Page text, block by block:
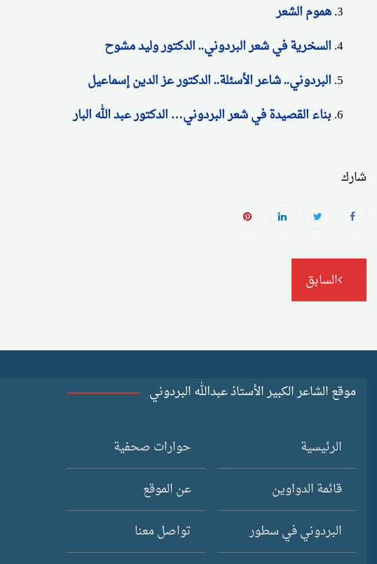
هموم الشعر
السخرية في شعر البردوني.. الدكتور وليد مشوح
البردوني.. شاعر الأسئلة.. الدكتور عز الدين إسماعيل
بناء القصيدة في شعر البردوني… الدكتور عبد الله البار
شارك
تصفّح
المقالات
السابق
موقع الشاعر الكبير الأستاذ عبدالله البردوني
الرئيسية
قائمة الدواوين
البردوني في سطور
حوارات صحفية
عن الموقع
تواصل معنا